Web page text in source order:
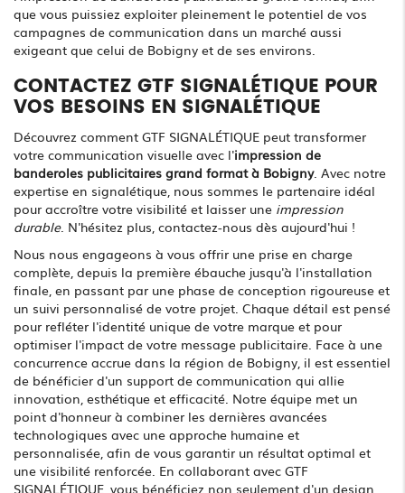
que vous puissiez exploiter pleinement le potentiel de vos
campagnes de communication dans un marché aussi
exigeant que celui de Bobigny et de ses environs.
CONTACTEZ GTF SIGNALÉTIQUE POUR
VOS BESOINS EN SIGNALÉTIQUE
Découvrez comment GTF SIGNALÉTIQUE peut transformer
votre communication visuelle avec l'impression de
banderoles publicitaires grand format à Bobigny. Avec notre
expertise en signalétique, nous sommes le partenaire idéal
pour accroître votre visibilité et laisser une impression
durable. N'hésitez plus, contactez-nous dès aujourd'hui !
Nous nous engageons à vous offrir une prise en charge
complète, depuis la première ébauche jusqu'à l'installation
finale, en passant par une phase de conception rigoureuse et
un suivi personnalisé de votre projet. Chaque détail est pensé
pour refléter l'identité unique de votre marque et pour
optimiser l'impact de votre message publicitaire. Face à une
concurrence accrue dans la région de Bobigny, il est essentiel
de bénéficier d'un support de communication qui allie
innovation, esthétique et efficacité. Notre équipe met un
point d'honneur à combiner les dernières avancées
technologiques avec une approche humaine et
personnalisée, afin de vous garantir un résultat optimal et
une visibilité renforcée. En collaborant avec GTF
SIGNALÉTIQUE, vous bénéficiez non seulement d'un design